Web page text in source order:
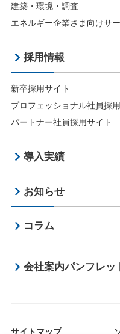
建築・環境・調査
エネルギー企業さま向けサ
採用情報
新卒採用サイト
プロフェッショナル社員採
パートナー社員採用サイト
導入実績
お知らせ
コラム
会社案内パンフレッ
サイトマップ